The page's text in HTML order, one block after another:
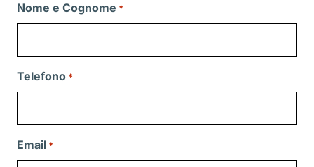
Nome e Cognome *
Telefono *
Email *